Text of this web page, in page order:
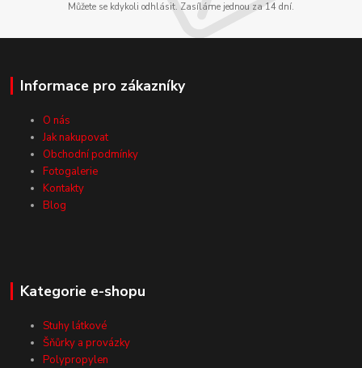
Můžete se kdykoli odhlásit. Zasíláme jednou za 14 dní.
Informace pro zákazníky
O nás
Jak nakupovat
Obchodní podmínky
Fotogalerie
Kontakty
Blog
Kategorie e-shopu
Stuhy látkové
Šňůrky a provázky
Polypropylen